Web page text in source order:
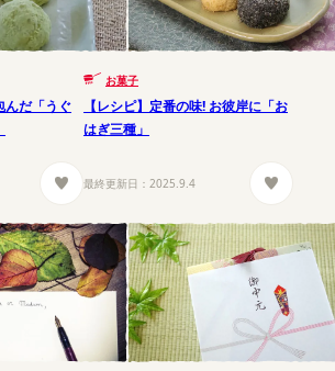
んだ「うぐ
お菓子
【レシピ】定番の味! お彼岸に「お
はぎ三種」
最終更新日： 2025.9.4